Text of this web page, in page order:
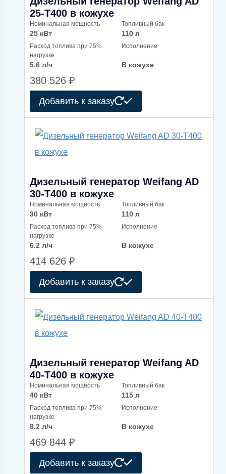
25-T400 в кожухе
Номинальная мощность
25 кВт
Топливный бак
110 л
Расход топлива при 75%
нагрузке
5.6 л/ч
Исполнение
В кожухе
380 526 ₽
Добавить к заказу
Дизельный генератор Weifang AD
30-T400 в кожухе
Номинальная мощность
30 кВт
Топливный бак
110 л
Расход топлива при 75%
нагрузке
6.2 л/ч
Исполнение
В кожухе
414 626 ₽
Добавить к заказу
Дизельный генератор Weifang AD
40-T400 в кожухе
Номинальная мощность
40 кВт
Топливный бак
115 л
Расход топлива при 75%
нагрузке
8.2 л/ч
Исполнение
В кожухе
469 844 ₽
Добавить к заказу